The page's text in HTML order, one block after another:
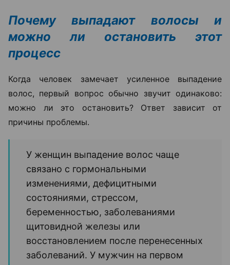
Почему выпадают волосы и
можно ли остановить этот
процесс
Когда человек замечает усиленное выпадение
волос, первый вопрос обычно звучит одинаково:
можно ли это остановить? Ответ зависит от
причины проблемы.
У женщин выпадение волос чаще
связано с гормональными
изменениями, дефицитными
состояниями, стрессом,
беременностью, заболеваниями
щитовидной железы или
восстановлением после перенесенных
заболеваний. У мужчин на первом